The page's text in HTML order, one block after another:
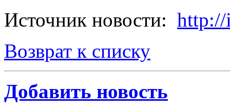
Источник новости:
Возврат к списку
Добавить новость